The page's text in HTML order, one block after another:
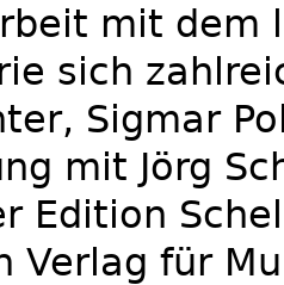
mit dem
sich
Sigmar
mit Jörg
Edition
Verlag für